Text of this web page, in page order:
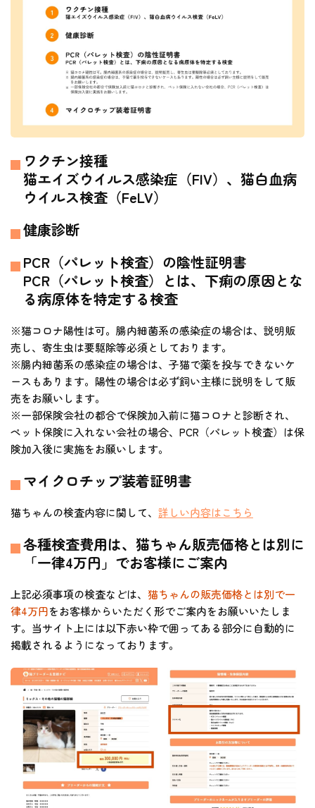
ワクチン接種
猫エイズウイルス感染症（FIV）、猫白血病
ウイルス検査（FeLV）
健康診断
PCR（パレット検査）の陰性証明書
PCR（パレット検査）とは、下痢の原因とな
る病原体を特定する検査
※猫コロナ陽性は可。腸内細菌系の感染症の場合は、説明販
売し、寄生虫は要駆除等必須としております。
※腸内細菌系の感染症の場合は、子猫で薬を投与できないケ
ースもあります。陽性の場合は必ず飼い主様に説明をして販
売をお願いします。
※一部保険会社の都合で保険加入前に猫コロナと診断され、
ペット保険に入れない会社の場合、PCR（パレット検査）は保
険加入後に実施をお願いします。
マイクロチップ装着証明書
猫ちゃんの検査内容に関して、 詳しい内容はこちら
各種検査費用は、猫ちゃん販売価格とは別に
「一律4万円」でお客様にご案内
上記必須事項の検査などは、 猫ちゃんの販売価格とは別で一
律4万円をお客様からいただく形でご案内をお願いいたしま
す。当サイト上には以下赤い枠で囲ってある部分に自動的に
掲載されるようになっております。